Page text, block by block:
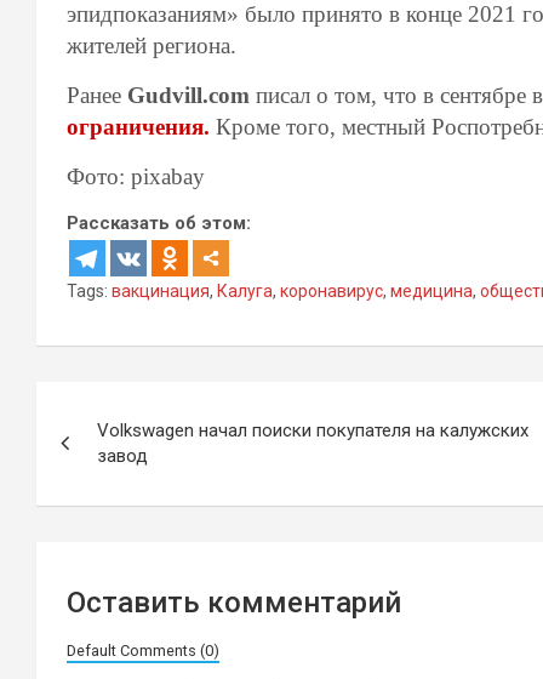
эпидпоказаниям» было принято в конце 2021
жителей региона.
Ранее Gudvill.com писал о том, что в сентябре
ограничения. Кроме того, местный
Фото: pixabay
Рассказать об этом:
Tags: вакцинация, Калуга, коронавирус, медицина,
по
записям
Volkswagen начал поиски покупателя на калужских
завод
Оставить комментарий
Default Comments (0)